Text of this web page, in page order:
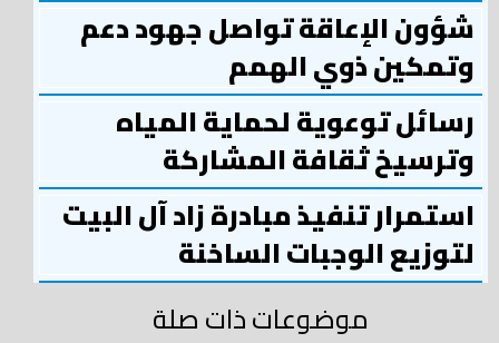
شؤون الإعاقة تواصل جهود دعم
وتمكين ذوي الهمم
رسائل توعوية لحماية المياه
وترسيخ ثقافة المشاركة
استمرار تنفيذ مبادرة زاد آل البيت
لتوزيع الوجبات الساخنة
موضوعات ذات صلة